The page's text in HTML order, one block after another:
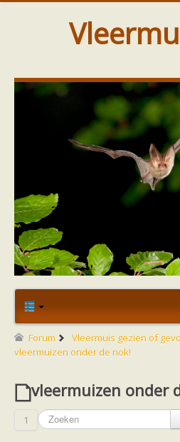
Waarnemingen doorgeven
Hulp
Vleermuis gevonden
Vanginstructie
Hulp per email
Hulp per provincie
Drenthe
Friesland
Limburg
Noord-Brabant
Noord-Holland
Utrecht
Zeeland
Zuid-Holland
Vleermuizen en ziektes
Home Forum
Vleermuis
Vleermuismest
vleermuizen onder
Forum Vleermuis gezien of
vleermuizen onder de nok!
vleermuizen onder
1